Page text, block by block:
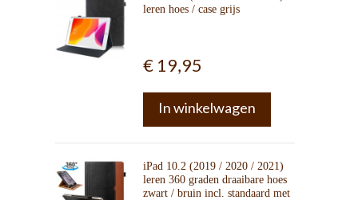
leren hoes / case grijs
€ 19,95
In winkelwagen
iPad 10.2 (2019 / 2020 / 2021)
leren 360 graden draaibare hoes
zwart / bruin incl. standaard met